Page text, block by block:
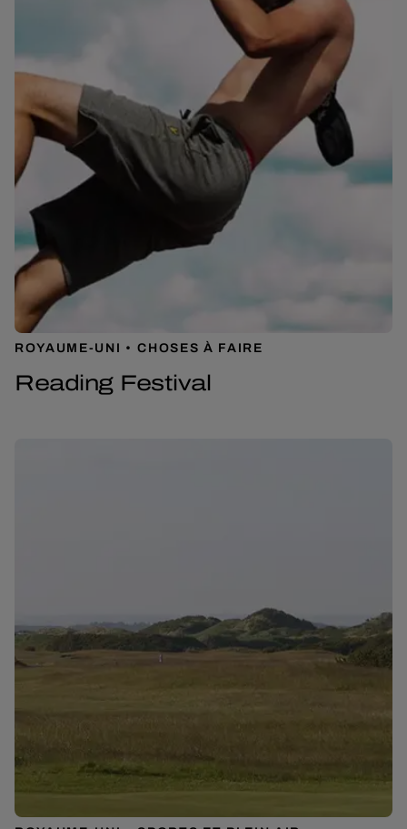
ROYAUME-UNI CHOSES À FAIRE
Reading Festival